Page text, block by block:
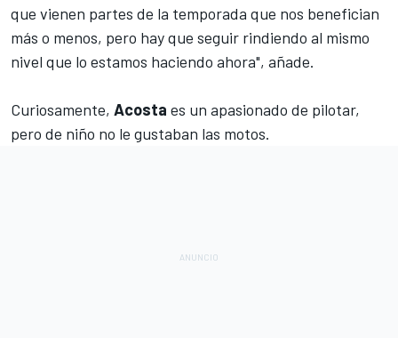
que vienen partes de la temporada que nos benefician
más o menos, pero hay que seguir rindiendo al mismo
nivel que lo estamos haciendo ahora", añade.
Curiosamente, Acosta es un apasionado de pilotar,
pero de niño no le gustaban las motos.